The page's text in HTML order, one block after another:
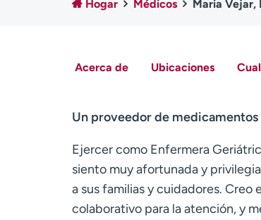
Hogar Médicos Maria Vejar,
Acerca de Ubicaciones
Un proveedor de medicamentos
Ejercer como Enfermera
siento muy afortunada y
a sus familias y cuidadores.
colaborativo para la atención, y